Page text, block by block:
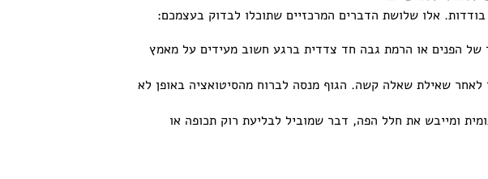
אלו שלושת הדברים המרכזיים שתוכלו לבדוק בעצמכם:
של הפנים או הרמת גבה חד צדדית ברגע חשוב מעידים על מאמץ
לאחר שאילת שאלה קשה. הגוף מנסה לברוח מהסיטואציה באופן לא
ומייבש את חלל הפה, דבר שמוביל לבליעת רוק תכופה או